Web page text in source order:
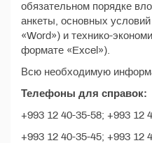
обязательном порядке
анкеты, основных
«Word») и технико-
формате «Excel»).
Всю необходимую
Телефоны для справок:
+993 12 40-35-58; +993 12
+993 12 40-35-45; +993 12